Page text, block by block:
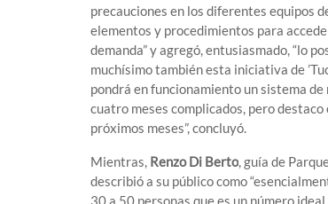
precauciones en los diferentes equipos
elementos y procedimientos para
demanda” y agregó, entusiasmado, “lo
muchísimo también esta iniciativa de
pondrá en funcionamiento un sistema
cuatro meses complicados, pero
próximos meses”, concluyó.
Mientras, Renzo Di Berto, guía de
describió a su público como
30 a 50 personas que es un número